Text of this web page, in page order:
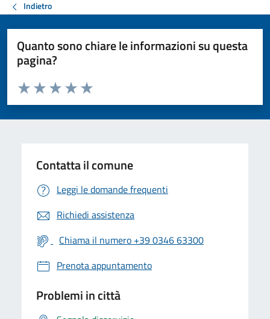
Indietro
Quanto sono chiare le informazioni su questa
pagina?
Valuta da 1 a 5 stelle la pagina
Valuta 5 stelle su 5
Valuta 4 stelle su 5
Valuta 3 stelle su 5
Valuta 2 stelle su 5
Valuta 1 stelle su 5
Contatta il comune
Leggi le domande frequenti
Richiedi assistenza
Chiama il numero +39 0346 63300
Prenota appuntamento
Problemi in città